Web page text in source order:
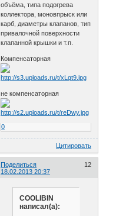
объёма, типа подогрева
коллектора, моновпрыск или
карб, диаметры клапанов, тип
привалочной поверхности
клапанной крышки и т.п.
Компенсаторная
не компенсаторная
0
Цитировать
Поделиться
12
18.02.2013 20:37
COOLIBIN
написал(а):